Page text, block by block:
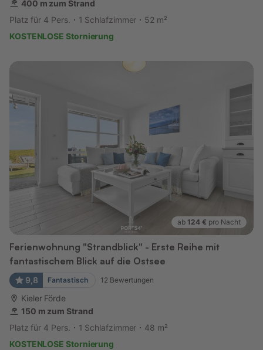
400 m zum Strand
Platz für 4 Pers.
1 Schlafzimmer
52 m²
KOSTENLOSE Stornierung
ab 124 € pro Nacht
Ferienwohnung "Strandblick" - Erste Reihe mit
fantastischem Blick auf die Ostsee
9,8 Fantastisch 12 Bewertungen
Kieler Förde
150 m zum Strand
Platz für 4 Pers.
1 Schlafzimmer
48 m²
KOSTENLOSE Stornierung